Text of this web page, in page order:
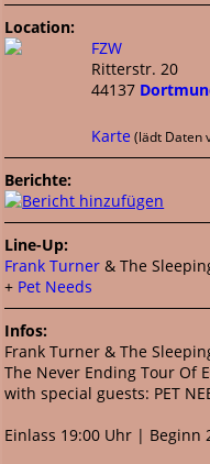
Location:
FZW
Ritterstr. 20
44137
Karte (lädt Daten
Berichte:
Line-Up:
Frank Turner & The
+ Pet Needs
Infos:
Frank Turner & The
The Never Ending Tour Of
with special guests: PET
Einlass 19:00 Uhr | Beginn